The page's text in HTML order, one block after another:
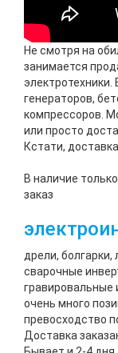
Не смотря на
занимается
генераторов,
компрессоров.
или просто
Кстати,
В наличие
заказ
дрели, болгарки,
сварочные
гравировальные
очень много
превосходство
Доставка